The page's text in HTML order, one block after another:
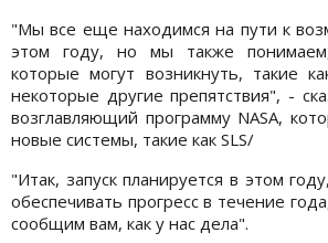
"Мы все еще находимся на пути к
этом году, но мы также
которые могут возникнуть, такие
некоторые другие препятствия", -
возглавляющий программу NASA,
новые системы, такие как SLS/
"Итак, запуск планируется в этом
обеспечивать прогресс в течение
сообщим вам, как у нас дела".